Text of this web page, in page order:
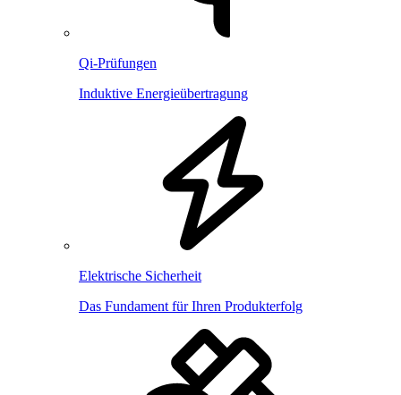
Qi-Prüfungen
Induktive Energieübertragung
Elektrische Sicherheit
Das Fundament für Ihren Produkterfolg